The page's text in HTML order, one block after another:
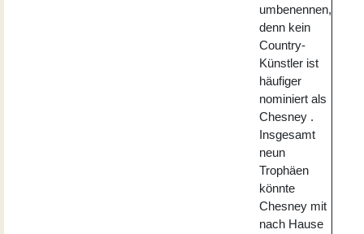
umbenennen,
denn kein
Country-
Künstler ist
häufiger
nominiert als
Chesney .
Insgesamt
neun
Trophäen
könnte
Chesney mit
nach Hause